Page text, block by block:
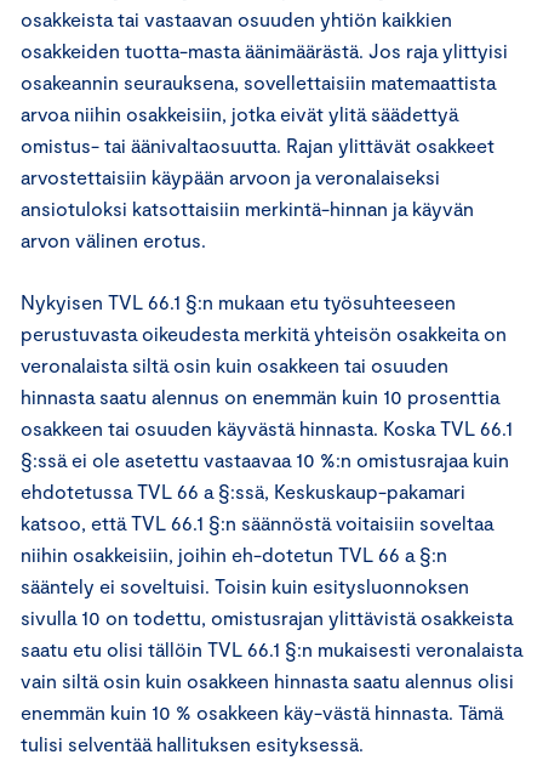
osakkeista tai vastaavan osuuden yhtiön kaikkien
osakkeiden tuotta-masta äänimäärästä. Jos raja ylittyisi
osakeannin seurauksena, sovellettaisiin matemaattista
arvoa niihin osakkeisiin, jotka eivät ylitä säädettyä
omistus- tai äänivaltaosuutta. Rajan ylittävät osakkeet
arvostettaisiin käypään arvoon ja veronalaiseksi
ansiotuloksi katsottaisiin merkintä-hinnan ja käyvän
arvon välinen erotus.
Nykyisen TVL 66.1 §:n mukaan etu työsuhteeseen
perustuvasta oikeudesta merkitä yhteisön osakkeita on
veronalaista siltä osin kuin osakkeen tai osuuden
hinnasta saatu alennus on enemmän kuin 10 prosenttia
osakkeen tai osuuden käyvästä hinnasta. Koska TVL 66.1
§:ssä ei ole asetettu vastaavaa 10 %:n omistusrajaa kuin
ehdotetussa TVL 66 a §:ssä, Keskuskaup-pakamari
katsoo, että TVL 66.1 §:n säännöstä voitaisiin soveltaa
niihin osakkeisiin, joihin eh-dotetun TVL 66 a §:n
sääntely ei soveltuisi. Toisin kuin esitysluonnoksen
sivulla 10 on todettu, omistusrajan ylittävistä osakkeista
saatu etu olisi tällöin TVL 66.1 §:n mukaisesti veronalaista
vain siltä osin kuin osakkeen hinnasta saatu alennus olisi
enemmän kuin 10 % osakkeen käy-västä hinnasta. Tämä
tulisi selventää hallituksen esityksessä.